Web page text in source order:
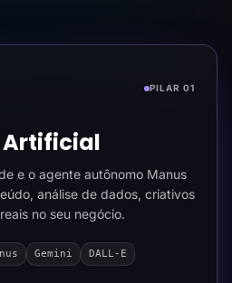
PILAR 01
e o agente autônomo Manus
análise de dados, criativos
no seu negócio.
Gemini DALL-E